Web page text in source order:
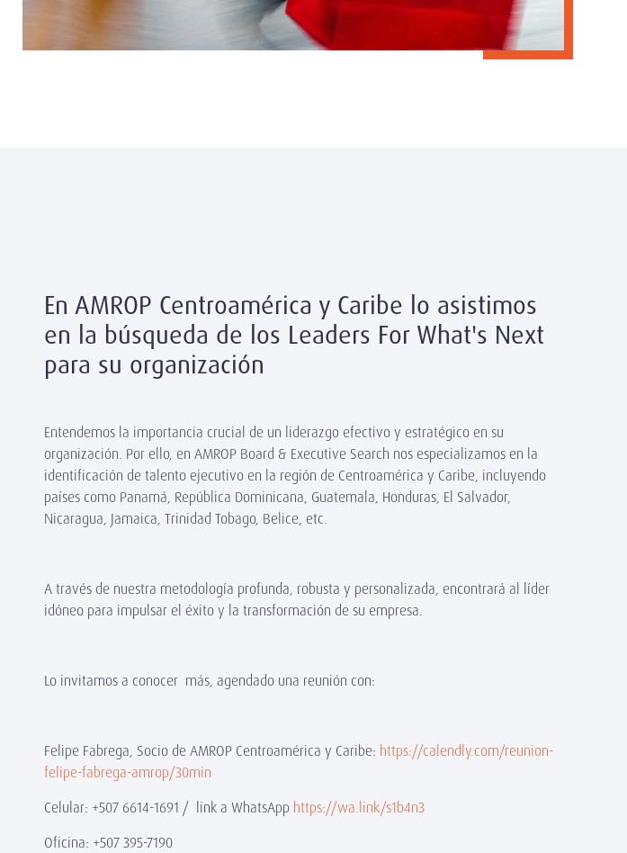
En AMROP Centroamérica y Caribe lo asistimos
en la búsqueda de los Leaders For What's Next
para su organización
Entendemos la importancia crucial de un liderazgo efectivo y estratégico en su
organización. Por ello, en AMROP Board & Executive Search nos especializamos en la
identificación de talento ejecutivo en la región de Centroamérica y Caribe, incluyendo
países como Panamá, República Dominicana, Guatemala, Honduras, El Salvador,
Nicaragua, Jamaica, Trinidad Tobago, Belice, etc.
A través de nuestra metodología profunda, robusta y personalizada, encontrará al líder
idóneo para impulsar el éxito y la transformación de su empresa.
Lo invitamos a conocer más, agendado una reunión con:
Felipe Fabrega, Socio de AMROP Centroamérica y Caribe: https://calendly.com/reunion-
felipe-fabrega-amrop/30min
Celular: +507 6614-1691 / link a WhatsApp https://wa.link/s1b4n3
Oficina: +507 395-7190